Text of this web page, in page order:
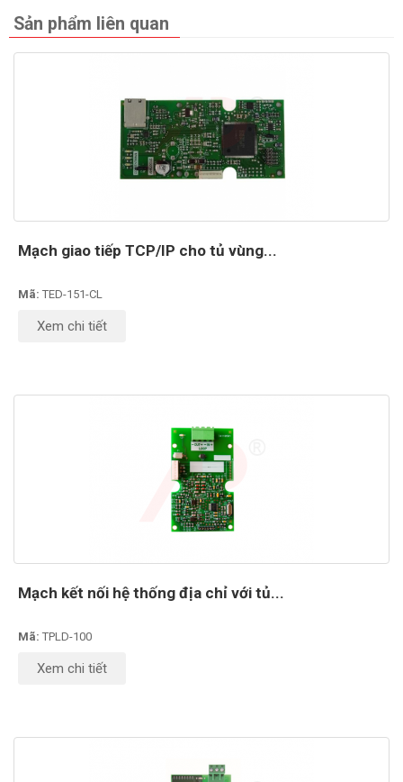
Sản phẩm liên quan
Mạch giao tiếp TCP/IP cho tủ vùng...
Mã: TED-151-CL
Xem chi tiết
Mạch kết nối hệ thống địa chỉ với tủ...
Mã: TPLD-100
Xem chi tiết